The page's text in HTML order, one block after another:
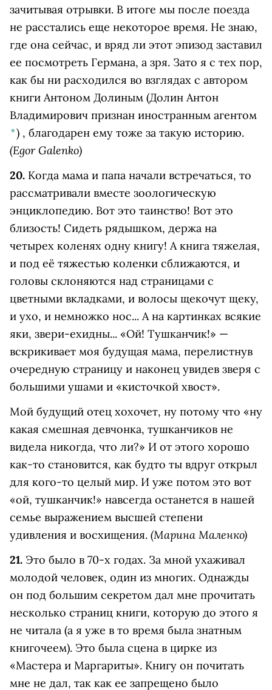
зачитывая отрывки. В итоге мы после поезда
не расстались еще некоторое время. Не знаю,
где она сейчас, и вряд ли этот эпизод заставил
ее посмотреть Германа, а зря. Зато я с тех пор,
как бы ни расходился во взглядах с автором
книги Антоном Долиным (Долин Антон
Владимирович признан иностранным агентом
*) , благодарен ему тоже за такую историю.
(Egor Galenko)
20. Когда мама и папа начали встречаться, то
рассматривали вместе зоологическую
энциклопедию. Вот это таинство! Вот это
близость! Сидеть рядышком, держа на
четырех коленях одну книгу! А книга тяжелая,
и под её тяжестью коленки сближаются, и
головы склоняются над страницами с
цветными вкладками, и волосы щекочут щеку,
и ухо, и немножко нос... А на картинках всякие
яки, звери-ехидны... «Ой! Тушканчик!» —
вскрикивает моя будущая мама, перелистнув
очередную страницу и наконец увидев зверя с
большими ушами и «кисточкой хвост».
Мой будущий отец хохочет, ну потому что «ну
какая смешная девчонка, тушканчиков не
видела никогда, что ли?» И от этого хорошо
как-то становится, как будто ты вдруг открыл
для кого-то целый мир. И уже потом это вот
«ой, тушканчик!» навсегда останется в нашей
семье выражением высшей степени
удивления и восхищения. (Марина Маленко)
21. Это было в 70-х годах. За мной ухаживал
молодой человек, один из многих. Однажды
он под большим секретом дал мне прочитать
несколько страниц книги, которую до этого я
не читала (а я уже в то время была знатным
книгочеем). Это была сцена в цирке из
«Мастера и Маргариты». Книгу он почитать
мне не дал, так как ее запрещено было